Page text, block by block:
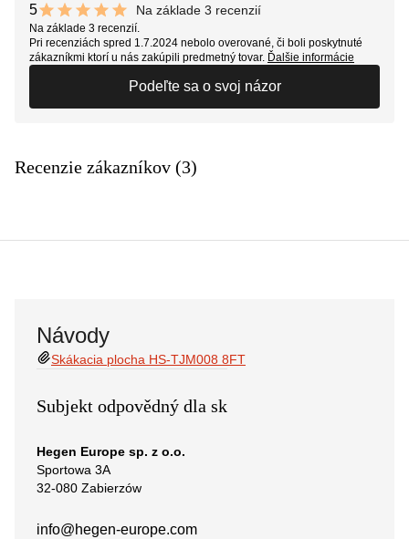
5
10 out of 10 stars
Na základe 3 recenzií
Na základe 3 recenzií.
Pri recenziách spred 1.7.2024 nebolo overované, či boli poskytnuté
zákazníkmi ktorí u nás zakúpili predmetný tovar. Ďalšie informácie
Podeľte sa o svoj názor
Recenzie zákazníkov (3)
Návody
Skákacia plocha HS-TJM008 8FT
Subjekt odpovědný dla sk
Hegen Europe sp. z o.o.
Sportowa 3A
32-080 Zabierzów
info@hegen-europe.com